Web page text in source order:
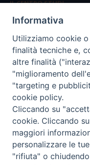
IL CENTRO STUDI
La nostra storia
Statuto
Presidenza e ufficio
Consiglio scientifico
Coordinamento
COPYRIGHT
Informativa
Utilizziamo cookie
finalità tecniche e,
altre finalità
"miglioramento
"targeting e
cookie policy.
Cliccando su
cookie. Cliccando
maggiori
personalizzare le
"rifiuta" o